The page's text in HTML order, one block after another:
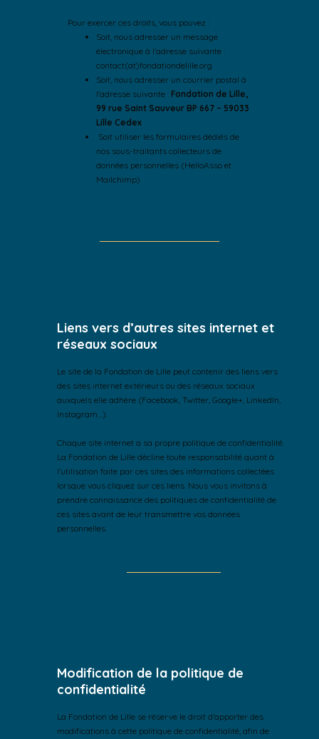
Pour exercer ces droits, vous pouvez :
Soit, nous adresser un message
électronique à l’adresse suivante :
contact(at)fondationdelille.org
Soit, nous adresser un courrier postal à
l’adresse suivante : Fondation de Lille,
99 rue Saint Sauveur BP 667 – 59033
Lille Cedex
Soit utiliser les formulaires dédiés de
nos sous-traitants collecteurs de
données personnelles (HelloAsso et
Mailchimp)
Liens vers d’autres sites internet et
réseaux sociaux
Le site de la Fondation de Lille peut contenir des liens vers
des sites internet extérieurs ou des réseaux sociaux
auxquels elle adhère (Facebook, Twitter, Google+, LinkedIn,
Instagram…).
Chaque site internet a sa propre politique de confidentialité.
La Fondation de Lille décline toute responsabilité quant à
l’utilisation faite par ces sites des informations collectées
lorsque vous cliquez sur ces liens. Nous vous invitons à
prendre connaissance des politiques de confidentialité de
ces sites avant de leur transmettre vos données
personnelles.
Modification de la politique de
confidentialité
La Fondation de Lille se réserve le droit d’apporter des
modifications à cette politique de confidentialité, afin de